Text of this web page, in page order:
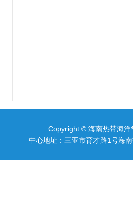
Copyright © 海南热带海
中心地址：三亚市育才路1号海